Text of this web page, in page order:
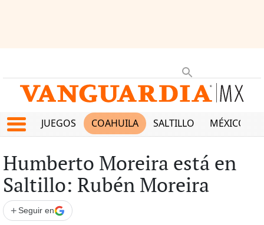
JUEGOS COAHUILA SALTILLO MÉXICO
Humberto Moreira está en
Saltillo: Rubén Moreira
+ Seguir en